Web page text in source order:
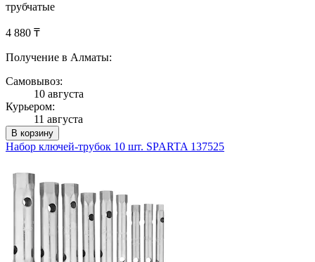
трубчатые
4 880 ₸
Получение в Алматы:
Самовывоз:
10 августа
Курьером:
11 августа
В корзину
Набор ключей-трубок 10 шт. SPARTA 137525